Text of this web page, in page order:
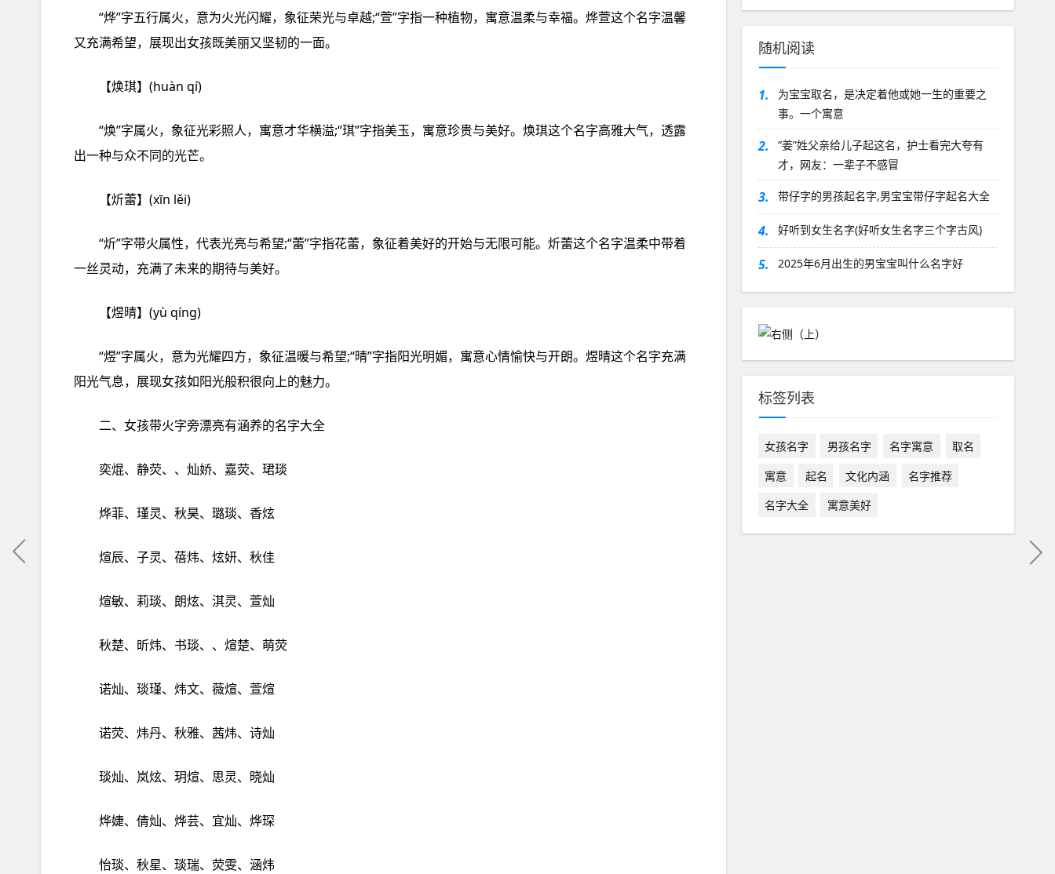
“烨”字五行属火，意为火光闪耀，象征荣光与卓越;“萱”字指一种植物，寓意温柔与幸福。烨萱这个名字温馨
又充满希望，展现出女孩既美丽又坚韧的一面。
【焕琪】(huàn qí)
“焕”字属火，象征光彩照人，寓意才华横溢;“琪”字指美玉，寓意珍贵与美好。焕琪这个名字高雅大气，透露
出一种与众不同的光芒。
【炘蕾】(xīn lěi)
“炘”字带火属性，代表光亮与希望;“蕾”字指花蕾，象征着美好的开始与无限可能。炘蕾这个名字温柔中带着
一丝灵动，充满了未来的期待与美好。
【煜晴】(yù qíng)
“煜”字属火，意为光耀四方，象征温暖与希望;“晴”字指阳光明媚，寓意心情愉快与开朗。煜晴这个名字充满
阳光气息，展现女孩如阳光般积很向上的魅力。
二、女孩带火字旁漂亮有涵养的名字大全
奕焜、静荧、、灿娇、嘉荧、珺琰
烨菲、瑾灵、秋昊、璐琰、香炫
煊辰、子灵、蓓炜、炫妍、秋佳
煊敏、莉琰、朗炫、淇灵、萱灿
秋楚、昕炜、书琰、、煊楚、萌荧
诺灿、琰瑾、炜文、薇煊、萱煊
诺荧、炜丹、秋雅、茜炜、诗灿
琰灿、岚炫、玥煊、思灵、晓灿
烨婕、倩灿、烨芸、宜灿、烨琛
怡琰、秋星、琰瑞、荧雯、涵炜
随机阅读
1.
为宝宝取名，是决定着他或她一生的重要之
事。一个寓意
2.
“姜”姓父亲给儿子起这名，护士看完大夸有
才，网友：一辈子不感冒
3. 带仔字的男孩起名字,男宝宝带仔字起名大全
4. 好听到女生名字(好听女生名字三个字古风)
5. 2025年6月出生的男宝宝叫什么名字好
标签列表
女孩名字 男孩名字 名字寓意
取名
寓意
起名 文化内涵
名字推荐
名字大全
寓意美好